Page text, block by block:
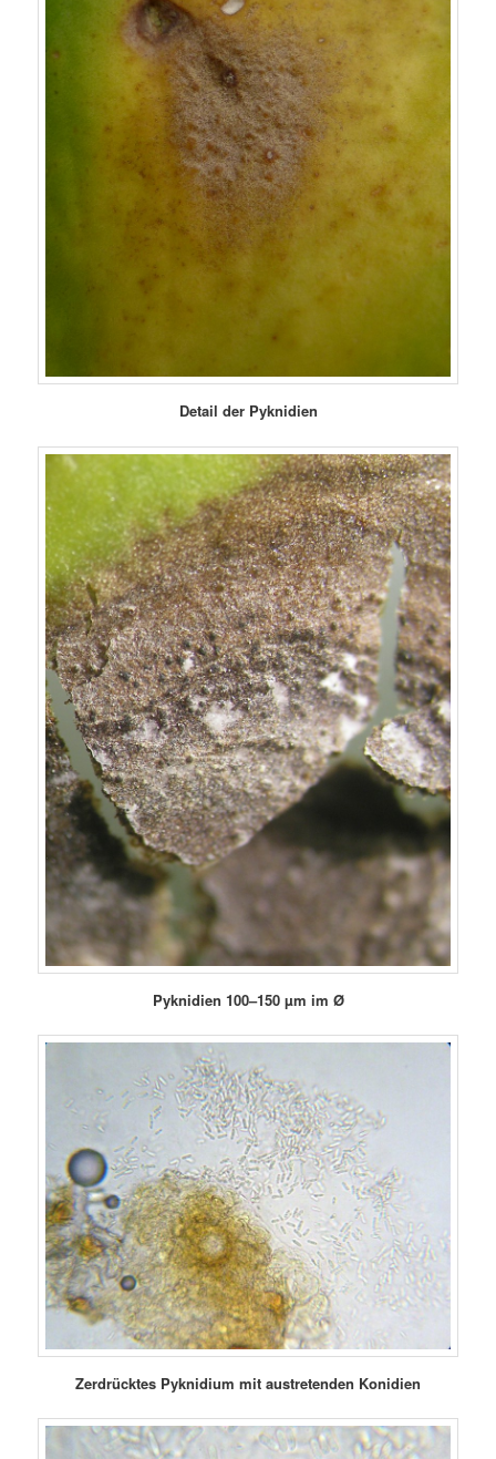
Detail der Pyknidien
Pyknidien 100–150 µm im Ø
Zerdrücktes Pyknidium mit austretenden Konidien